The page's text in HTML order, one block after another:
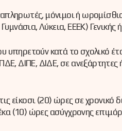
μόνιμοι ή
Λύκεια, ΕΕΕΚ) Γενικής
υπηρετούν κατά το σχολικό
ΔΙΠΕ, ΔΙΔΕ, σε
είκοσι (20) ώρες σε
(10) ώρες ασύγχρονης